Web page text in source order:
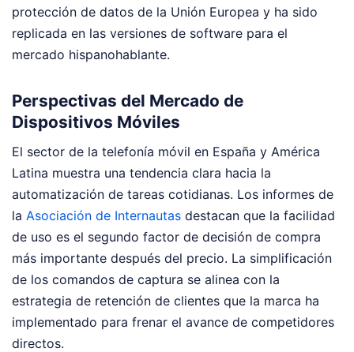
protección de datos de la Unión Europea y ha sido
replicada en las versiones de software para el
mercado hispanohablante.
Perspectivas del Mercado de
Dispositivos Móviles
El sector de la telefonía móvil en España y América
Latina muestra una tendencia clara hacia la
automatización de tareas cotidianas. Los informes de
la Asociación de Internautas destacan que la facilidad
de uso es el segundo factor de decisión de compra
más importante después del precio. La simplificación
de los comandos de captura se alinea con la
estrategia de retención de clientes que la marca ha
implementado para frenar el avance de competidores
directos.